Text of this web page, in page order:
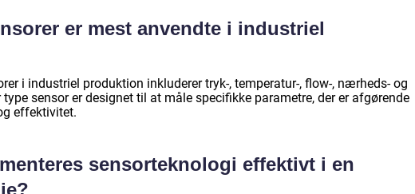
er mest anvendte i industriel
i industriel produktion inkluderer tryk-, temperatur-, flow-, nærheds- og
sensor er designet til at måle specifikke parametre, der er afgørende
effektivitet.
sensorteknologi effektivt i en